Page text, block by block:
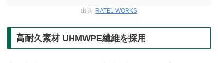
出典: RATEL WORKS
高耐久素材 UHMWPE繊維を採用